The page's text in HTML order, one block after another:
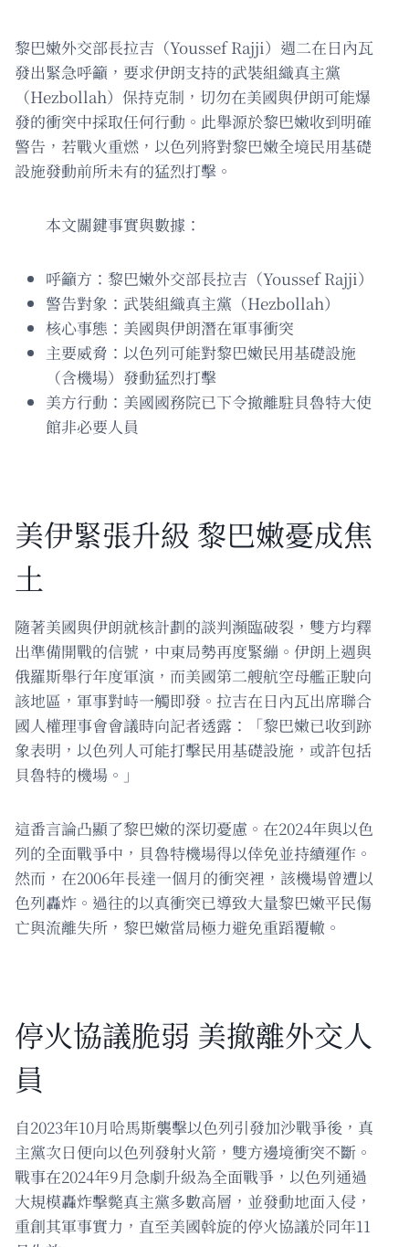
黎巴嫩外交部長拉吉（Youssef Rajji）週二在日內瓦
發出緊急呼籲，要求伊朗支持的武裝組織真主黨
（Hezbollah）保持克制，切勿在美國與伊朗可能爆
發的衝突中採取任何行動。此舉源於黎巴嫩收到明確
警告，若戰火重燃，以色列將對黎巴嫩全境民用基礎
設施發動前所未有的猛烈打擊。
本文關鍵事實與數據：
呼籲方：黎巴嫩外交部長拉吉（Youssef Rajji）
警告對象：武裝組織真主黨（Hezbollah）
核心事態：美國與伊朗潛在軍事衝突
主要威脅：以色列可能對黎巴嫩民用基礎設施
（含機場）發動猛烈打擊
美方行動：美國國務院已下令撤離駐貝魯特大使
館非必要人員
美伊緊張升級 黎巴嫩憂成焦
土
隨著美國與伊朗就核計劃的談判瀕臨破裂，雙方均釋
出準備開戰的信號，中東局勢再度緊繃。伊朗上週與
俄羅斯舉行年度軍演，而美國第二艘航空母艦正駛向
該地區，軍事對峙一觸即發。拉吉在日內瓦出席聯合
國人權理事會會議時向記者透露：「黎巴嫩已收到跡
象表明，以色列人可能打擊民用基礎設施，或許包括
貝魯特的機場。」
這番言論凸顯了黎巴嫩的深切憂慮。在2024年與以色
列的全面戰爭中，貝魯特機場得以倖免並持續運作。
然而，在2006年長達一個月的衝突裡，該機場曾遭以
色列轟炸。過往的以真衝突已導致大量黎巴嫩平民傷
亡與流離失所，黎巴嫩當局極力避免重蹈覆轍。
停火協議脆弱 美撤離外交人
員
自2023年10月哈馬斯襲擊以色列引發加沙戰爭後，真
主黨次日便向以色列發射火箭，雙方邊境衝突不斷。
戰事在2024年9月急劇升級為全面戰爭，以色列通過
大規模轟炸擊斃真主黨多數高層，並發動地面入侵，
重創其軍事實力，直至美國斡旋的停火協議於同年11